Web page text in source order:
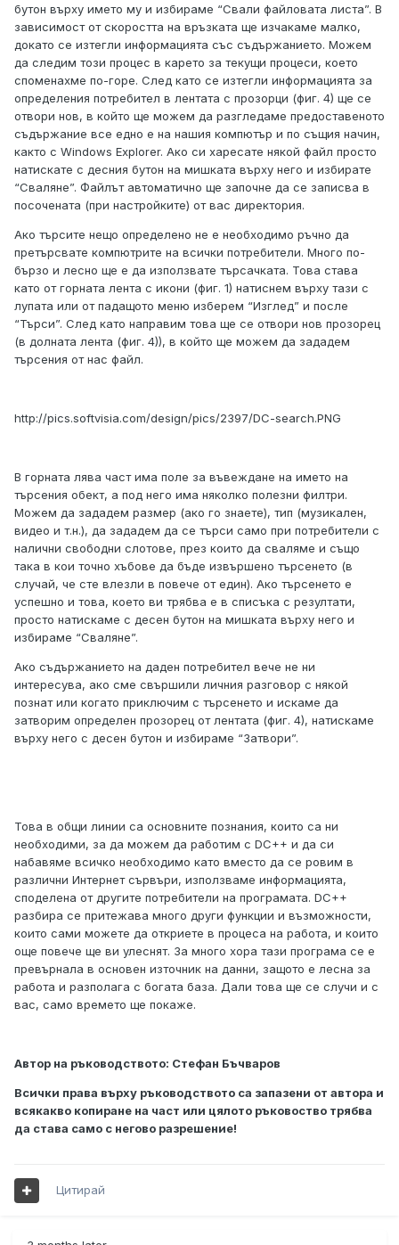
бутон върху името му и избираме “Свали файловата листа”. В
зависимост от скоростта на връзката ще изчакаме малко,
докато се изтегли информацията със съдържанието. Можем
да следим този процес в карето за текущи процеси, което
споменахме по-горе. След като се изтегли информацията за
определения потребител в лентата с прозорци (фиг. 4) ще се
отвори нов, в който ще можем да разгледаме предоставеното
съдържание все едно е на нашия компютър и по същия начин,
както с Windows Explorer. Ако си харесате някой файл просто
натискате с десния бутон на мишката върху него и избирате
“Сваляне”. Файлът автоматично ще започне да се записва в
посочената (при настройките) от вас директория.
Ако търсите нещо определено не е необходимо ръчно да
претърсвате компютрите на всички потребители. Много по-
бързо и лесно ще е да използвате търсачката. Това става
като от горната лента с икони (фиг. 1) натиснем върху тази с
лупата или от падащото меню изберем “Изглед” и после
“Търси”. След като направим това ще се отвори нов прозорец
(в долната лента (фиг. 4)), в който ще можем да зададем
търсения от нас файл.
http://pics.softvisia.com/design/pics/2397/DC-search.PNG
В горната лява част има поле за въвеждане на името на
търсения обект, а под него има няколко полезни филтри.
Можем да зададем размер (ако го знаете), тип (музикален,
видео и т.н.), да зададем да се търси само при потребители с
налични свободни слотове, през които да сваляме и също
така в кои точно хъбове да бъде извършено търсенето (в
случай, че сте влезли в повече от един). Ако търсенето е
успешно и това, което ви трябва е в списъка с резултати,
просто натискаме с десен бутон на мишката върху него и
избираме “Сваляне”.
Ако съдържанието на даден потребител вече не ни
интересува, ако сме свършили личния разговор с някой
познат или когато приключим с търсенето и искаме да
затворим определен прозорец от лентата (фиг. 4), натискаме
върху него с десен бутон и избираме “Затвори”.
Това в общи линии са основните познания, които са ни
необходими, за да можем да работим с DC++ и да си
набавяме всичко необходимо като вместо да се ровим в
различни Интернет сървъри, използваме информацията,
споделена от другите потребители на програмата. DC++
разбира се притежава много други функции и възможности,
които сами можете да откриете в процеса на работа, и които
още повече ще ви улеснят. За много хора тази програма се е
превърнала в основен източник на данни, защото е лесна за
работа и разполага с богата база. Дали това ще се случи и с
вас, само времето ще покаже.
Автор на ръководството: Стефан Бъчваров
Всички права върху ръководството са запазени от автора и
всякакво копиране на част или цялото ръковоство трябва
да става само с негово разрешение!
Цитирай